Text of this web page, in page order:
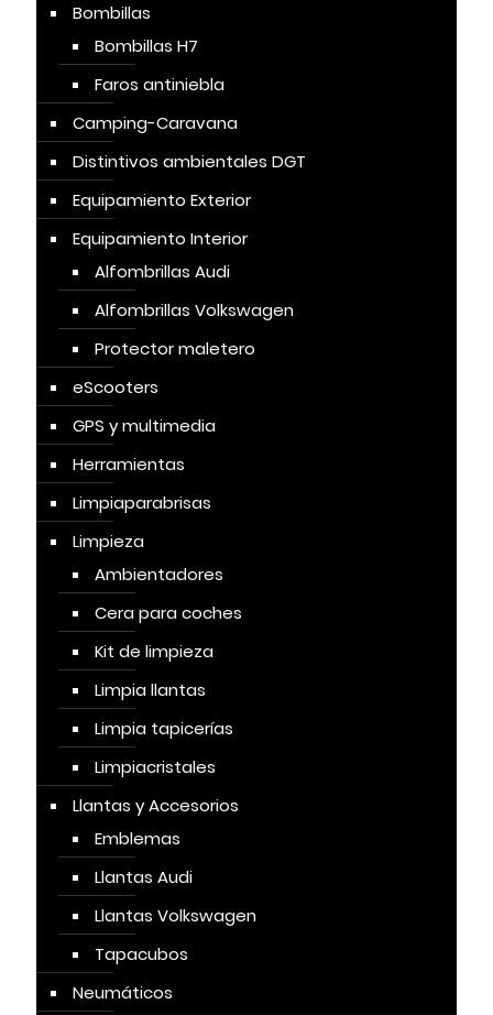
Bombillas
Bombillas H7
Faros antiniebla
Camping-Caravana
Distintivos ambientales DGT
Equipamiento Exterior
Equipamiento Interior
Alfombrillas Audi
Alfombrillas Volkswagen
Protector maletero
eScooters
GPS y multimedia
Herramientas
Limpiaparabrisas
Limpieza
Ambientadores
Cera para coches
Kit de limpieza
Limpia llantas
Limpia tapicerías
Limpiacristales
Llantas y Accesorios
Emblemas
Llantas Audi
Llantas Volkswagen
Tapacubos
Neumáticos